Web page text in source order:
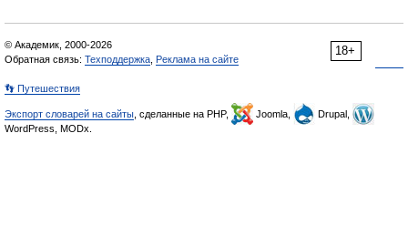
18+
© Академик, 2000-2026
Обратная связь: Техподдержка Реклама на сайте
👣 Путешествия
Экспорт словарей на сайты , сделанные на PHP, Joomla,
Drupal,
WordPress, MODx.